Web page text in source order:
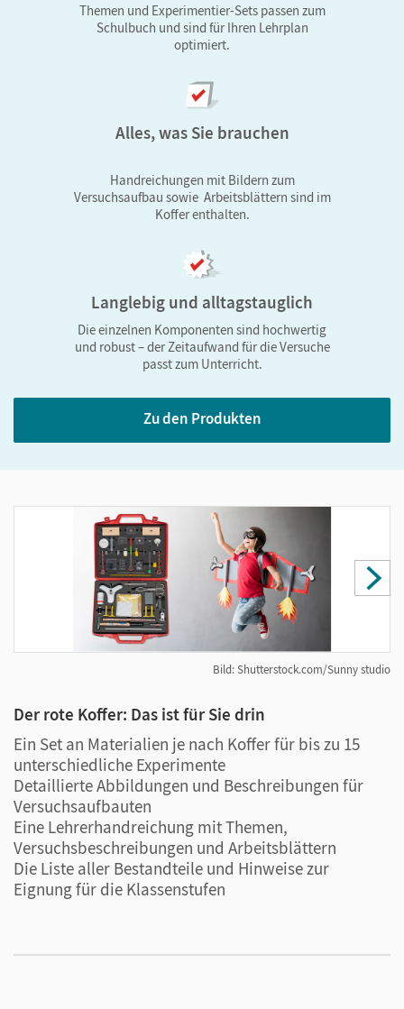
experimentierende Lerngruppen mit jeweils zwei bis
drei Schülerinnen und Schülern konzipiert. Enthalten
gedruckte, kopierbare Arbeitsblätter – auch
editierbar – zum Download
Lehrerhandreichungen mit didaktisch-
methodischen Hinweisen
Tipps und Beispielauswertungen zu den
Versuchen
zusätzliche Materialien für individuelle Hilfen
Die Klassensätze haben sich im Unterrichtsalltag
bewährt: Die Versuche sind am Lehrplan orientiert
passen. Alle Materialien sind klar und übersichtlich
im Koffer angeordnet – so können Sie nach der
Stunde die Vollständigkeit mit einem Blick
überprüfen.
Themen und Experimentier-Sets passen zum
Schulbuch und sind für Ihren Lehrplan
optimiert.
Alles, was Sie brauchen
Handreichungen mit Bildern zum
Versuchsaufbau sowie Arbeitsblättern sind im
Koffer enthalten.
Langlebig und alltagstauglich
Die einzelnen Komponenten sind hochwertig
und robust – der Zeitaufwand für die Versuche
passt zum Unterricht.
Zu den Produkten
Bild: Shutterstock.com/Sunny studio
Der rote Koffer: Das ist für Sie drin
Ein Set an Materialien je nach Koffer für bis zu 15
unterschiedliche Experimente
Detaillierte Abbildungen und Beschreibungen für
Versuchsaufbauten
Eine Lehrerhandreichung mit Themen,
Versuchsbeschreibungen und Arbeitsblättern
Die Liste aller Bestandteile und Hinweise zur
Eignung für die Klassenstufen